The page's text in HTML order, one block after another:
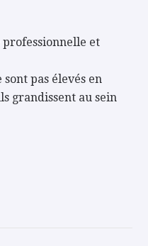
professionnelle et
sont pas élevés en
grandissent au sein